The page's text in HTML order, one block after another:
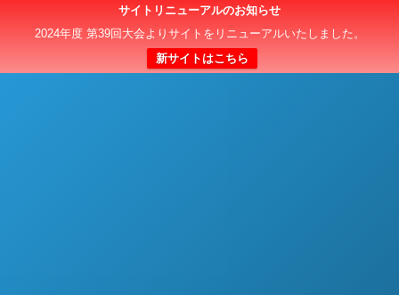
サイトリニューアルのお知らせ
2024年度 第39回大会よりサイトをリニューアルいたしました。
新サイトはこちら
日本クラブユースサッカー選手権（U-15）大会